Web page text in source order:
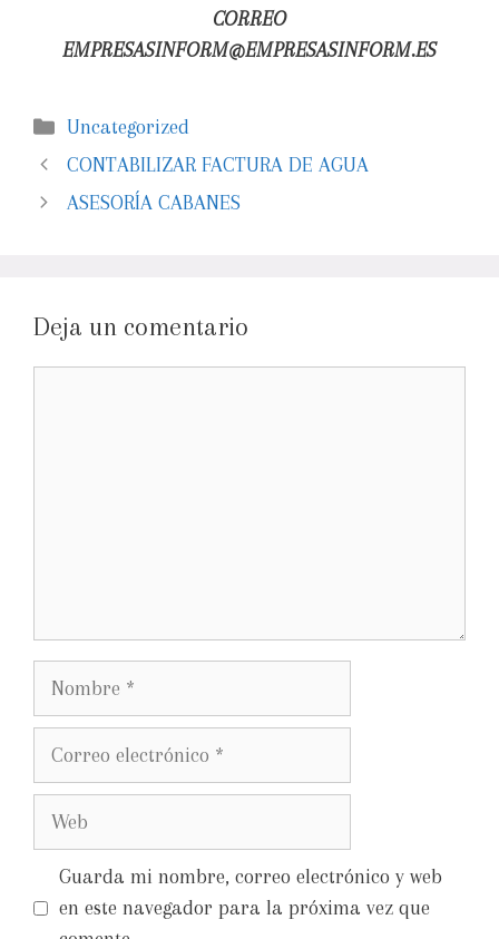
CORREO
EMPRESASINFORM@EMPRESASINFORM.ES
Uncategorized
CONTABILIZAR FACTURA DE AGUA
ASESORÍA CABANES
Deja un comentario
Guarda mi nombre, correo electrónico y web
en este navegador para la próxima vez que